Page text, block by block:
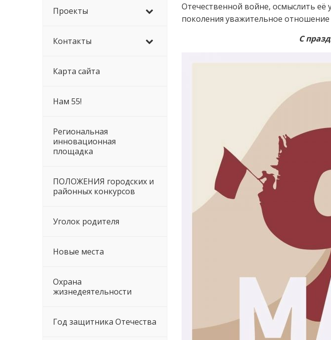
Проекты
Контакты
Карта сайта
Нам 55!
Региональная
инновационная
площадка
ПОЛОЖЕНИЯ городских и
районных конкурсов
Уголок родителя
Новые места
Охрана
жизнедеятельности
Год защитника Отечества
Отечественной войне, осмыслить
поколения уважительное
С